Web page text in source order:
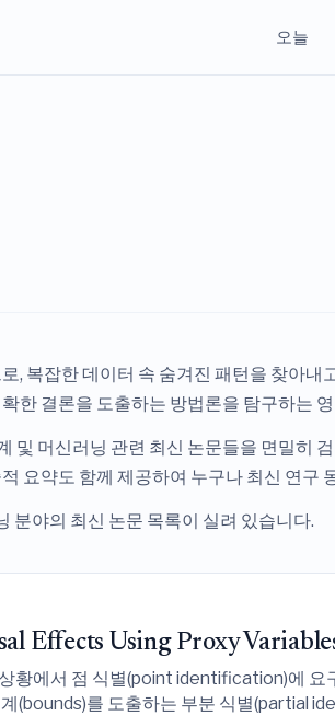
오늘
, 복잡한 데이터 속 숨겨진 패턴을 찾아
한 결론을 도출하는 방법론을 탐구하는
머신러닝 관련 최신 논문들을 면밀히
요약도 함께 제공하여 누구나 최신 연구
분야의 최신 논문 목록이 실려 있습니다.
Effects Using Proxy
황에서 점 식별(point identification)에
(bounds)를 도출하는 부분 식별(partial